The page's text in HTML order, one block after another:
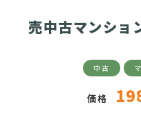
売中古マンシ
中古
価格